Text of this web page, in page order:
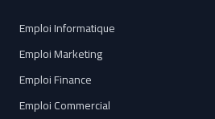
Emploi Informatique
Emploi Marketing
Emploi Finance
Emploi Commercial